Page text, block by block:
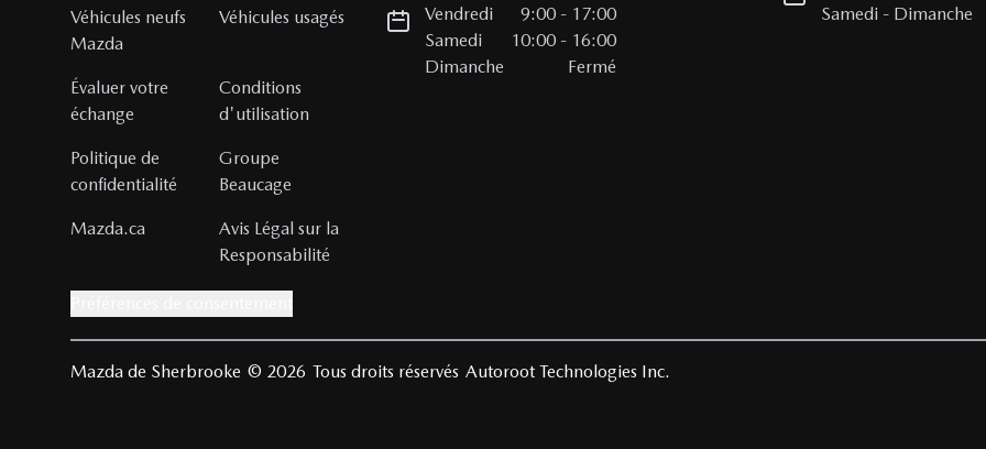
Véhicules neufs
Mazda
Véhicules usagés
Évaluer votre
échange
Conditions
d'utilisation
Politique de
confidentialité
Groupe
Beaucage
Mazda.ca
Avis Légal sur la
Responsabilité
Vendredi
9:00 - 17:00
Samedi
10:00 - 16:00
Dimanche
Fermé
Samedi - Dimanche
Mazda de Sherbrooke © 2026 Tous droits réservés Autoroot Technologies Inc.